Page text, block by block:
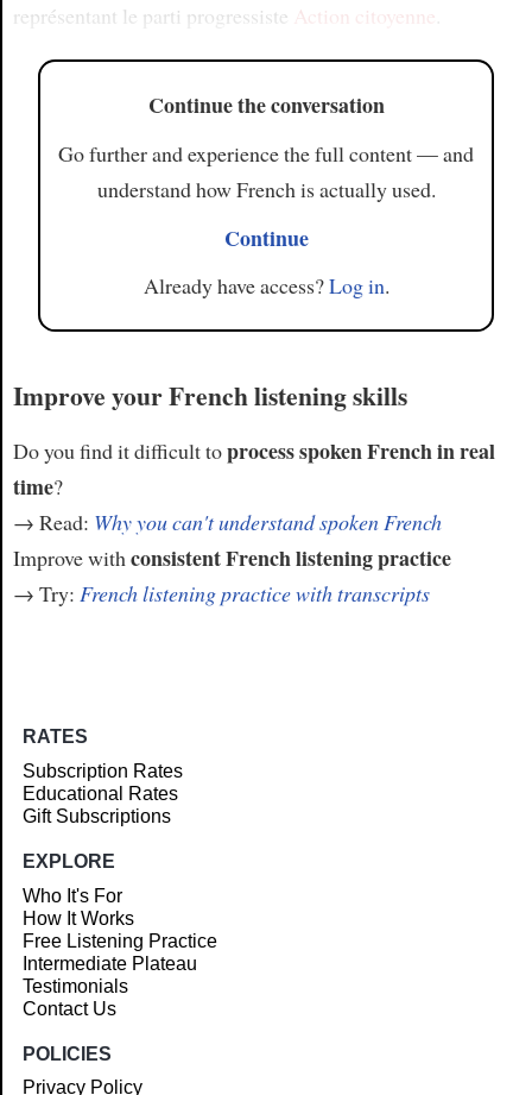
représentant le parti progressiste Action citoyenne
Continue the conversation
Go further and experience the full content — and
understand how French is actually used.
Continue
Already have access?Log in.
Improve your French listening skills
Do you find it difficult toprocess spoken French in real
time?
→ Read: Why you can't understand spoken French
Improve with consistent French listening practice
→ Try: French listening practice with transcripts
RATES
Subscription Rates
Educational Rates
Gift Subscriptions
EXPLORE
Who It's For
How It Works
Free Listening Practice
Intermediate Plateau
Testimonials
Contact Us
POLICIES
Privacy Policy